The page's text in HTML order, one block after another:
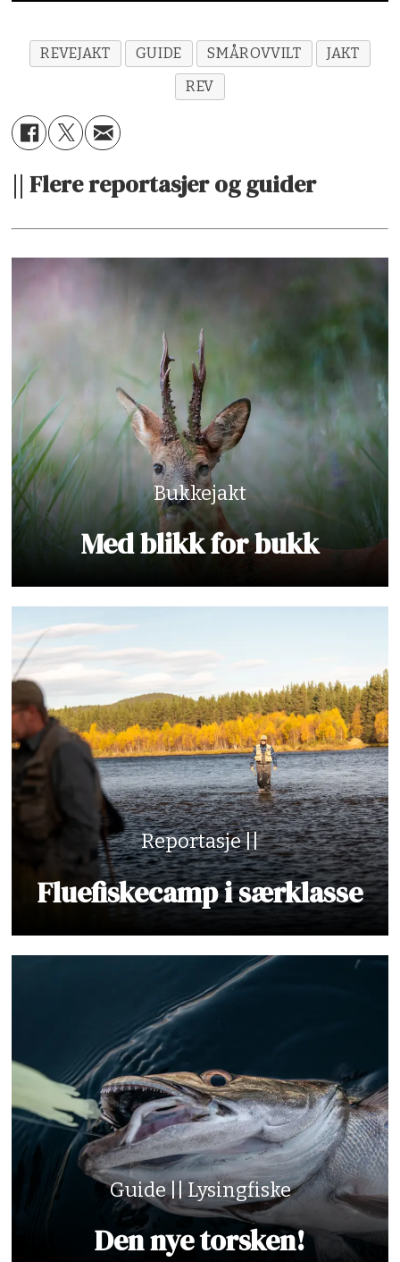
REVEJAKT GUIDE SMÅROVVILT
JAKT
REV
|| Flere reportasjer og guider
Bukkejakt
Med blikk for bukk
Reportasje ||
Fluefiskecamp i særklasse
Guide || Lysingfiske
Den nye torsken!